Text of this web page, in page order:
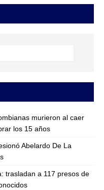
murieron al caer
los 15 años
Abelardo De La
trasladan a 117 presos de